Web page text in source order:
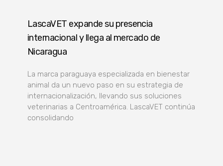
LascaVET expande su presencia
internacional y llega al mercado de
Nicaragua
La marca paraguaya especializada en bienestar
animal da un nuevo paso en su estrategia de
internacionalización, llevando sus soluciones
veterinarias a Centroamérica. LascaVET continúa
consolidando